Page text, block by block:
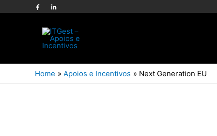
Home Apoios e Incentivos Next Generation EU